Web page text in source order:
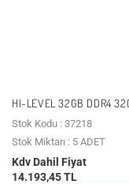
HI-LEVEL 32GB DDR4
Stok Kodu : 37218
Stok Miktarı : 5 ADET
Kdv Dahil Fiyat
14.193,45 TL